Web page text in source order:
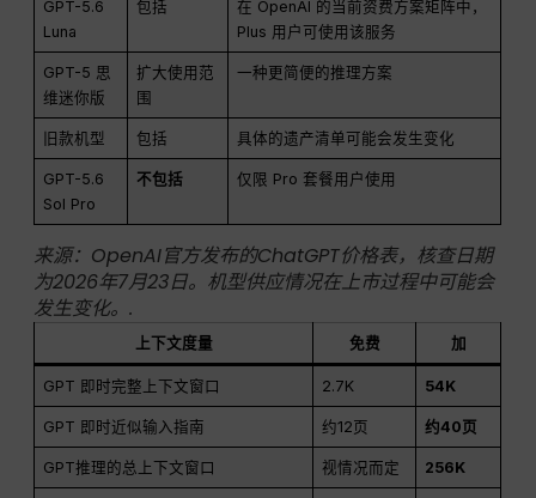
GPT-5.6
Luna
包括
在 OpenAI 的当前资费方案矩阵中，
Plus 用户可使用该服务
GPT-5 思
维迷你版
扩大使用范
围
一种更简便的推理方案
旧款机型 包括 具体的遗产清单可能会发生变化
GPT-5.6
Sol Pro
不包括 仅限 Pro 套餐用户使用
来源：OpenAI官方发布的ChatGPT价格表，核查日期
为2026年7月23日。机型供应情况在上市过程中可能会
发生变化。.
上下文度量 免费 加
GPT 即时完整上下文窗口 2.7K 54K
GPT 即时近似输入指南 约12页 约40页
GPT推理的总上下文窗口 视情况而定 256K